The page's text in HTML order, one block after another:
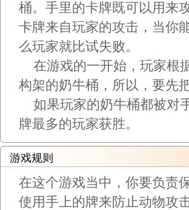
桶。手里的卡牌既可以用来
卡牌来自玩家的攻击，当你
么玩家就比试失败。
在游戏的一开始，玩家根
构架的奶牛桶，所以，要先
如果玩家的奶牛桶都被对
牌最多的玩家获胜。
游戏规则
在这个游戏当中，你要负责
使用手上的牌来防止动物攻